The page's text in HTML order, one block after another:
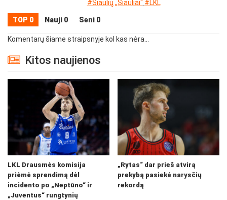
#Šiaulių „Šiauliai“ #LKL
TOP 0 Nauji 0 Seni 0
Komentarų šiame straipsnyje kol kas nėra...
Kitos naujienos
LKL Drausmės komisija
priėmė sprendimą dėl
incidento po „Neptūno“ ir
„Juventus“ rungtynių
„Rytas“ dar prieš atvirą
prekybą pasiekė narysčių
rekordą